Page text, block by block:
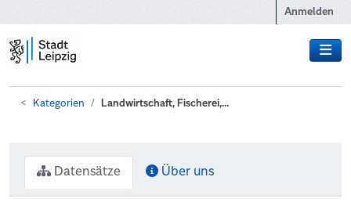
Anmelden
Kategorien Landwirtschaft, Fischerei,...
Datensätze Über uns